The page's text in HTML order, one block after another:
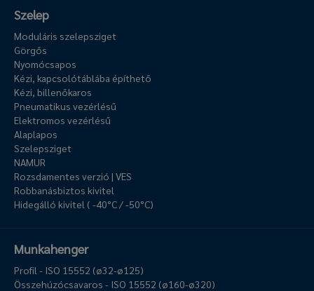
Szelep
Moduláris szelepsziget
Görgős
Nyomócsapos
Kézi, kapcsolótáblába építhető
Kézi, billenőkaros
Pneumatikus vezérlésű
Elektromos vezérlésű
Alaplapos
Szelepsziget
NAMUR
Rozsdamentes verzió | VES
Robbanásbiztos kivitel
Hidegálló kivitel ( -40°C / -50°C)
Munkahenger
Profil - ISO 15552 (ø32-ø125)
Összehúzócsavaros - ISO 15552 (ø160-ø320)